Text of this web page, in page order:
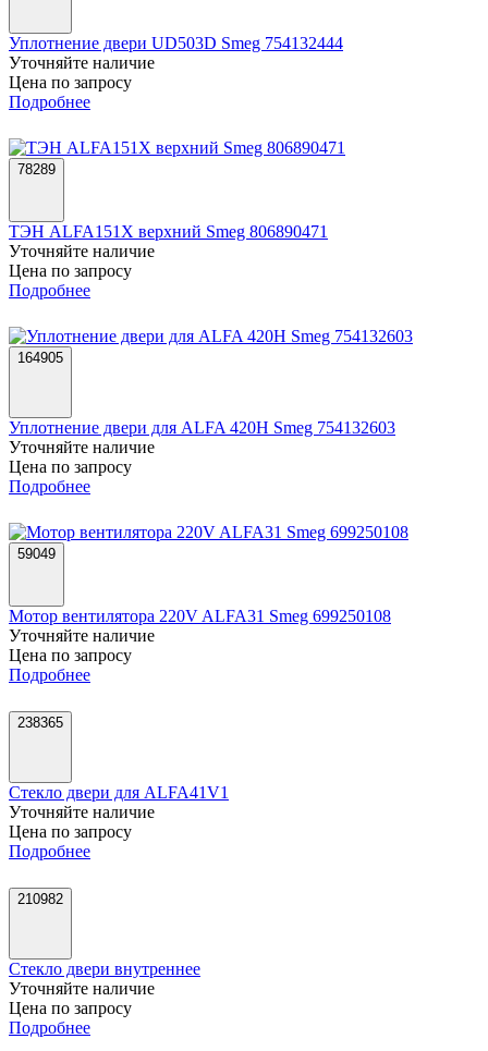
Уплотнение двери UD503D Smeg 754132444
Уточняйте наличие
Цена по запросу
Подробнее
78289
ТЭН ALFA151X верхний Smeg 806890471
Уточняйте наличие
Цена по запросу
Подробнее
164905
Уплотнение двери для ALFA 420H Smeg 754132603
Уточняйте наличие
Цена по запросу
Подробнее
59049
Мотор вентилятора 220V ALFA31 Smeg 699250108
Уточняйте наличие
Цена по запросу
Подробнее
238365
Стекло двери для ALFA41V1
Уточняйте наличие
Цена по запросу
Подробнее
210982
Стекло двери внутреннее
Уточняйте наличие
Цена по запросу
Подробнее